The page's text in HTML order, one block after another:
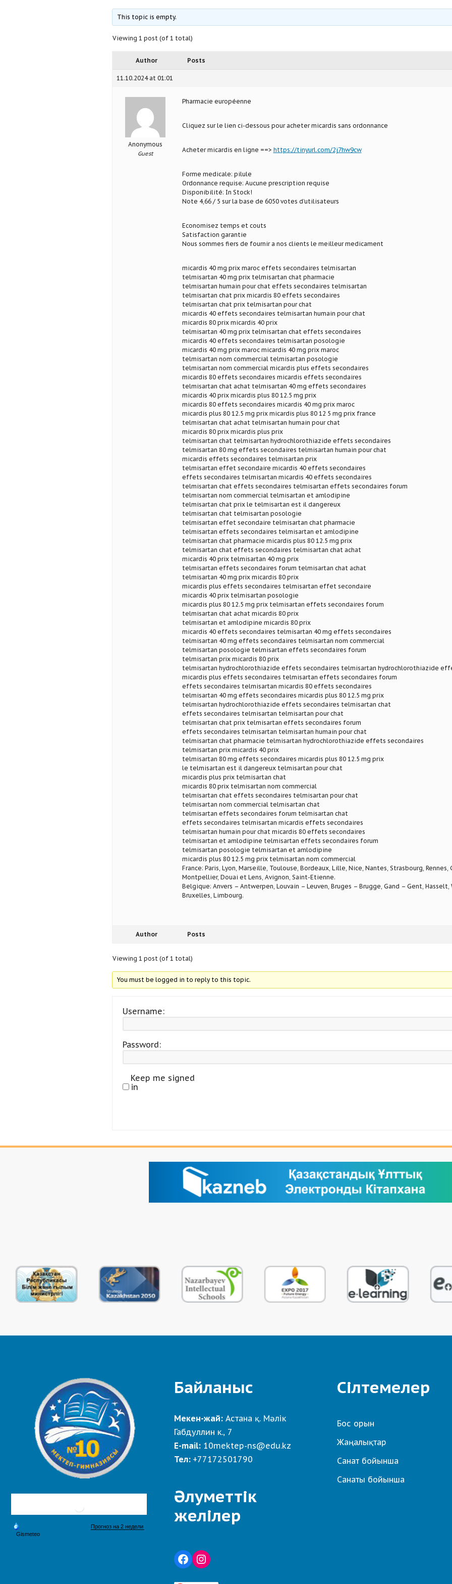
This topic is empty.
Viewing 1 post (of 1 total)
Author Posts
11.10.2024 at 01:01
Anonymous
Guest
Pharmacie européenne
Cliquez sur le lien ci-dessous pour acheter micardis sans ordonnance
Acheter micardis en ligne ==> https://tinyurl.com/2j7hw9cw
Forme medicale: pilule
Ordonnance requise: Aucune prescription requise
Disponibilité: In Stock!
Note 4,66 / 5 sur la base de 6050 votes d’utilisateurs
Economisez temps et couts
Satisfaction garantie
Nous sommes fiers de fournir a nos clients le meilleur medicament
micardis 40 mg prix maroc effets secondaires telmisartan
telmisartan 40 mg prix telmisartan chat pharmacie
telmisartan humain pour chat effets secondaires telmisartan
telmisartan chat prix micardis 80 effets secondaires
telmisartan chat prix telmisartan pour chat
micardis 40 effets secondaires telmisartan humain pour chat
micardis 80 prix micardis 40 prix
telmisartan 40 mg prix telmisartan chat effets secondaires
micardis 40 effets secondaires telmisartan posologie
micardis 40 mg prix maroc micardis 40 mg prix maroc
telmisartan nom commercial telmisartan posologie
telmisartan nom commercial micardis plus effets secondaires
micardis 80 effets secondaires micardis effets secondaires
telmisartan chat achat telmisartan 40 mg effets secondaires
micardis 40 prix micardis plus 80 12.5 mg prix
micardis 80 effets secondaires micardis 40 mg prix maroc
micardis plus 80 12.5 mg prix micardis plus 80 12 5 mg prix france
telmisartan chat achat telmisartan humain pour chat
micardis 80 prix micardis plus prix
telmisartan chat telmisartan hydrochlorothiazide effets secondaires
telmisartan 80 mg effets secondaires telmisartan humain pour chat
micardis effets secondaires telmisartan prix
telmisartan effet secondaire micardis 40 effets secondaires
effets secondaires telmisartan micardis 40 effets secondaires
telmisartan chat effets secondaires telmisartan effets secondaires forum
telmisartan nom commercial telmisartan et amlodipine
telmisartan chat prix le telmisartan est il dangereux
telmisartan chat telmisartan posologie
telmisartan effet secondaire telmisartan chat pharmacie
telmisartan effets secondaires telmisartan et amlodipine
telmisartan chat pharmacie micardis plus 80 12.5 mg prix
telmisartan chat effets secondaires telmisartan chat achat
micardis 40 prix telmisartan 40 mg prix
telmisartan effets secondaires forum telmisartan chat achat
telmisartan 40 mg prix micardis 80 prix
micardis plus effets secondaires telmisartan effet secondaire
micardis 40 prix telmisartan posologie
micardis plus 80 12.5 mg prix telmisartan effets secondaires forum
telmisartan chat achat micardis 80 prix
telmisartan et amlodipine micardis 80 prix
micardis 40 effets secondaires telmisartan 40 mg effets secondaires
telmisartan 40 mg effets secondaires telmisartan nom commercial
telmisartan posologie telmisartan effets secondaires forum
telmisartan prix micardis 80 prix
telmisartan hydrochlorothiazide effets secondaires telmisartan hydrochlorothiazide
micardis plus effets secondaires telmisartan effets secondaires forum
effets secondaires telmisartan micardis 80 effets secondaires
telmisartan 40 mg effets secondaires micardis plus 80 12.5 mg prix
telmisartan hydrochlorothiazide effets secondaires telmisartan chat
effets secondaires telmisartan telmisartan pour chat
telmisartan chat prix telmisartan effets secondaires forum
effets secondaires telmisartan telmisartan humain pour chat
telmisartan chat pharmacie telmisartan hydrochlorothiazide effets secondaires
telmisartan prix micardis 40 prix
telmisartan 80 mg effets secondaires micardis plus 80 12.5 mg prix
le telmisartan est il dangereux telmisartan pour chat
micardis plus prix telmisartan chat
micardis 80 prix telmisartan nom commercial
telmisartan chat effets secondaires telmisartan pour chat
telmisartan nom commercial telmisartan chat
telmisartan effets secondaires forum telmisartan chat
effets secondaires telmisartan micardis effets secondaires
telmisartan humain pour chat micardis 80 effets secondaires
telmisartan et amlodipine telmisartan effets secondaires forum
telmisartan posologie telmisartan et amlodipine
micardis plus 80 12.5 mg prix telmisartan nom commercial
France: Paris, Lyon, Marseille, Toulouse, Bordeaux, Lille, Nice, Nantes, Strasbourg, Rennes,
Montpellier, Douai et Lens, Avignon, Saint-Etienne.
Belgique: Anvers – Antwerpen, Louvain – Leuven, Bruges – Brugge, Gand – Gent, Hasselt,
Bruxelles, Limbourg.
Author Posts
Viewing 1 post (of 1 total)
You must be logged in to reply to this topic.
Username:
Password:
Keep me signed
in
Байланыс
Мекен-жай: Астана қ. Мәлік
Габдуллин к., 7
E-mail: 10mektep-ns@edu.kz
Тел: +77172501790
Әлуметтік
желілер
Сілтемелер
Бос орын
Жаңалықтар
Санат бойынша
Санаты бойынша